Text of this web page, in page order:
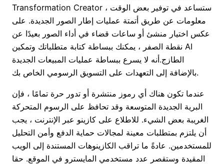
Transformation Creator ، ستساعد في توفير بعض الوقت
معلومات عن طريق أتمتة عمليات إطار الصور الجديدة. على
عكس اختيار منشئ أو ساعات قضاء في أداء الصور بعيدًا عن
نقطة الصفر ، يمكنك ببساطة كتابة متطلباتك وتمكين AI
الطازج.أنه لا يسرع ببساطة عمليات المبيعات الجديدة
بالإضافة إلى التعهدات على التسويق الرسومي الخاص بك.
عندما تكون هناك أي رموز منتشرة أو تدور حرة تمامًا ، فإن
البرية الجديدة المتوسعة وقد تحافظ على الرسوم المتحركة
الغريبة بعض الشيء. للاطلاع على كازينو عبر الإنترنت ، يجب
أن يلتزم بمتطلبات معينة لمجالات حماية الدفع وأمن التحليل
للمستخدمين. عادةً ما تراقب الكازينوهات المستندة إلى الويب
المقيدة وستقصر عدد مستخدمي المايسترو في الموقع. حقا